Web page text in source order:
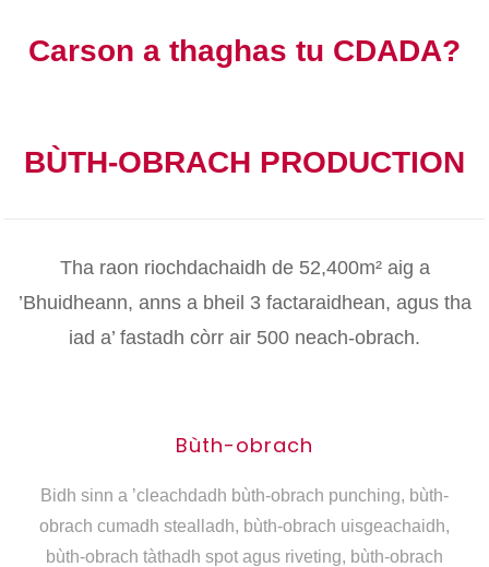
Carson a thaghas tu CDADA?
BÙTH-OBRACH PRODUCTION
Tha raon riochdachaidh de 52,400m² aig a
’Bhuidheann, anns a bheil 3 factaraidhean, agus tha
iad a’ fastadh còrr air 500 neach-obrach.
Bùth-obrach
Bidh sinn a ’cleachdadh bùth-obrach punching, bùth-
obrach cumadh stealladh, bùth-obrach uisgeachaidh,
bùth-obrach tàthadh spot agus riveting, bùth-obrach